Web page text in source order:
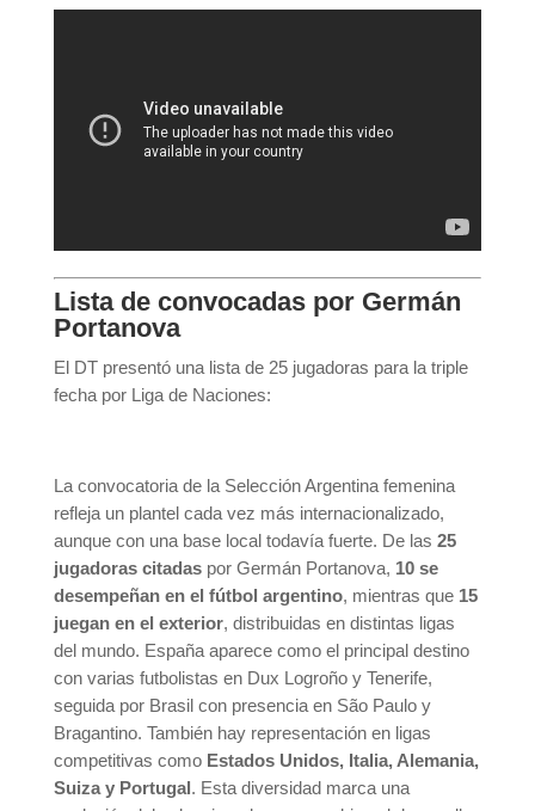
Lista de convocadas por Germán
Portanova
El DT presentó una lista de 25 jugadoras para la triple
fecha por Liga de Naciones:
La convocatoria de la Selección Argentina femenina
refleja un plantel cada vez más internacionalizado,
aunque con una base local todavía fuerte. De las 25
jugadoras citadaspor Germán Portanova, 10 se
desempeñan en el fútbol argentino, mientras que 15
juegan en el exterior, distribuidas en distintas ligas
del mundo. España aparece como el principal destino
con varias futbolistas en Dux Logroño y Tenerife,
seguida por Brasil con presencia en São Paulo y
Bragantino. También hay representación en ligas
competitivas como Estados Unidos, Italia, Alemania,
Suiza y Portugal. Esta diversidad marca una